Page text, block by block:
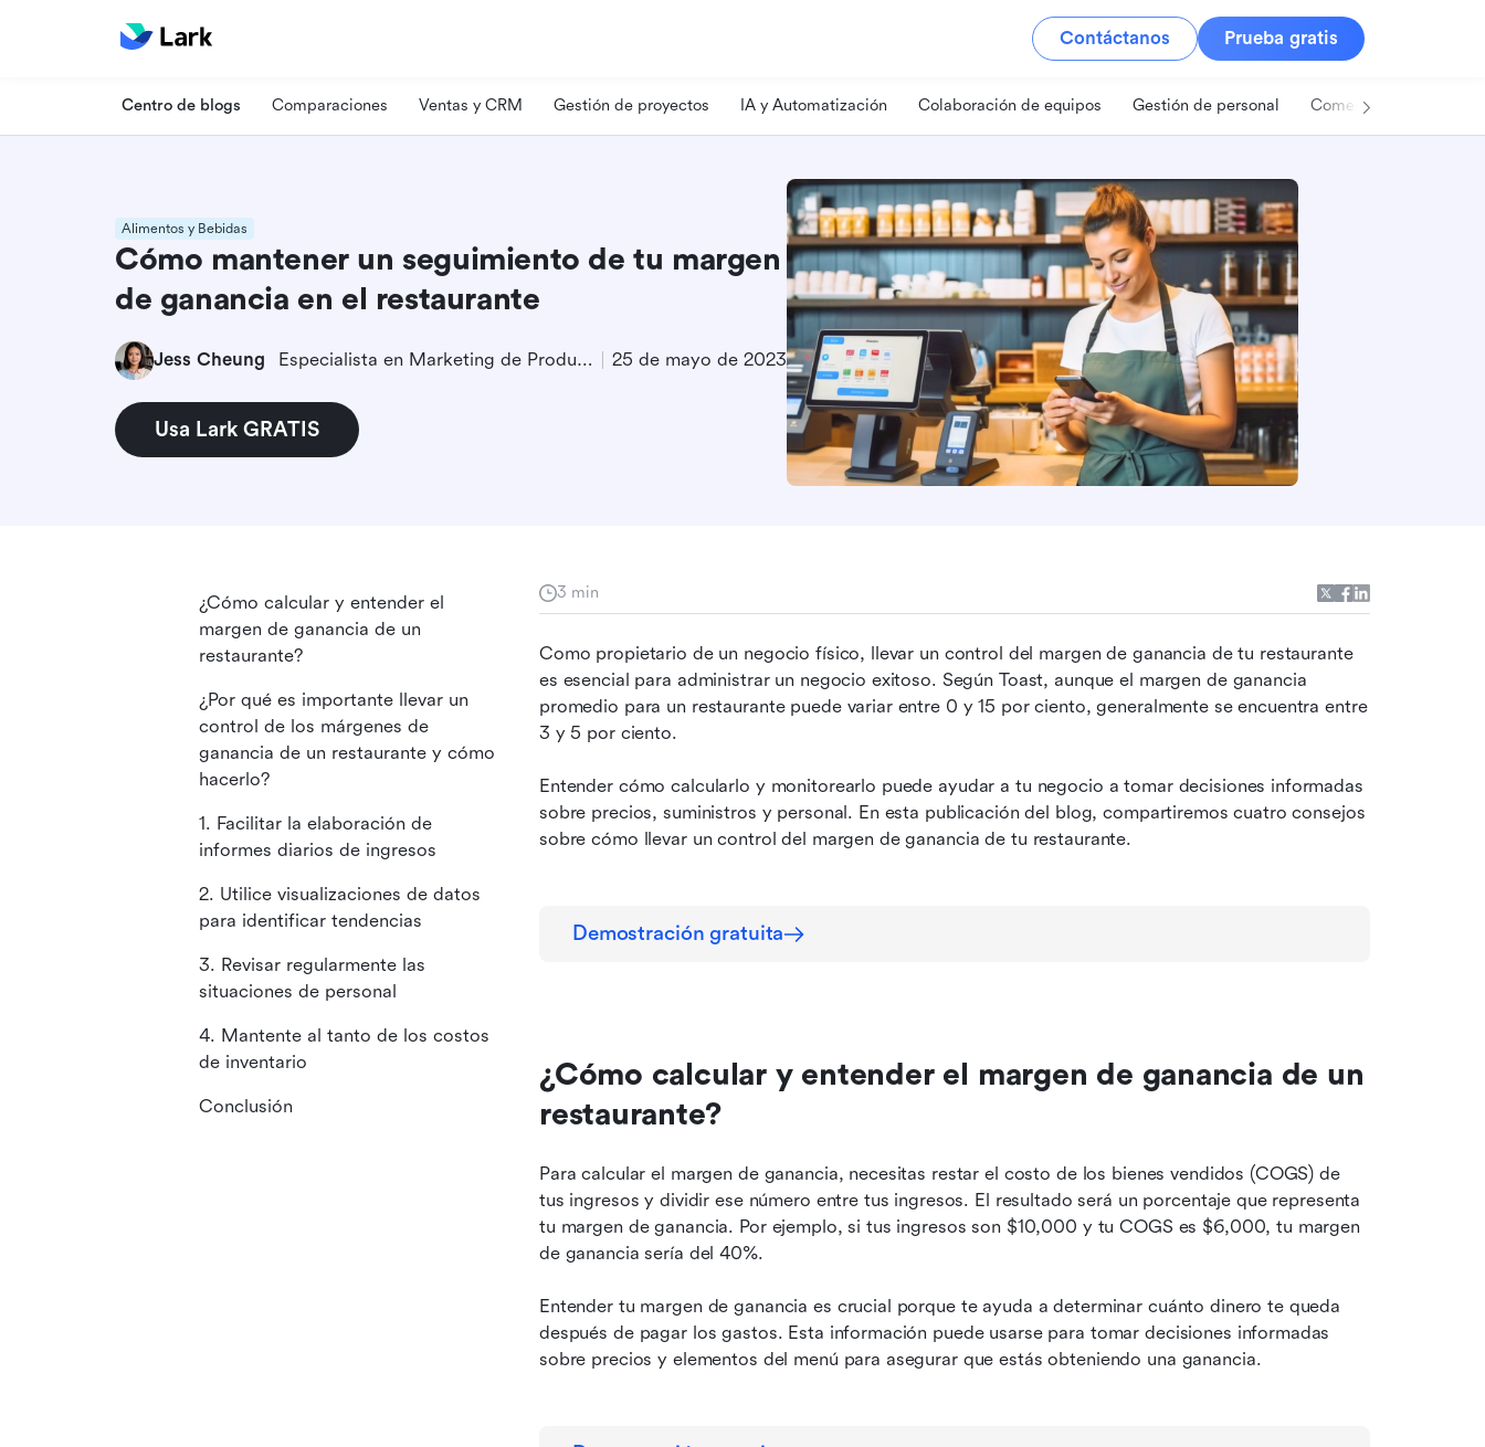
Contáctanos Prueba gratis
Centro de blogs Comparaciones Ventas y CRM Gestión de proyectos IA y Automatización Colaboración de equipos Gestión de personal Comercio minorista
Alimentos y Bebidas
Cómo mantener un seguimiento de tu margen
de ganancia en el restaurante
Jess Cheung Especialista en Marketing de Producto 25 de mayo de 2023
Usa Lark GRATIS
3 min
Como propietario de un negocio físico, llevar un control del margen de ganancia de tu restaurante
es esencial para administrar un negocio exitoso. Según Toast, aunque el margen de ganancia
promedio para un restaurante puede variar entre 0 y 15 por ciento, generalmente se encuentra entre
3 y 5 por ciento.
Entender cómo calcularlo y monitorearlo puede ayudar a tu negocio a tomar decisiones informadas
sobre precios, suministros y personal. En esta publicación del blog, compartiremos cuatro consejos
sobre cómo llevar un control del margen de ganancia de tu restaurante.
Demostración gratuita
¿Cómo calcular y entender el margen de ganancia de un
restaurante?
Para calcular el margen de ganancia, necesitas restar el costo de los bienes vendidos (COGS) de
tus ingresos y dividir ese número entre tus ingresos. El resultado será un porcentaje que representa
tu margen de ganancia. Por ejemplo, si tus ingresos son $10,000 y tu COGS es $6,000, tu margen
de ganancia sería del 40%.
Entender tu margen de ganancia es crucial porque te ayuda a determinar cuánto dinero te queda
después de pagar los gastos. Esta información puede usarse para tomar decisiones informadas
sobre precios y elementos del menú para asegurar que estás obteniendo una ganancia.
¿Cómo calcular y entender el
margen de ganancia de un
restaurante?
¿Por qué es importante llevar un
control de los márgenes de
ganancia de un restaurante y cómo
hacerlo?
1. Facilitar la elaboración de
informes diarios de ingresos
2. Utilice visualizaciones de datos
para identificar tendencias
3. Revisar regularmente las
situaciones de personal
4. Mantente al tanto de los costos
de inventario
Conclusión